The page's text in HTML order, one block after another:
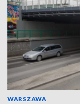
WARSZAWA